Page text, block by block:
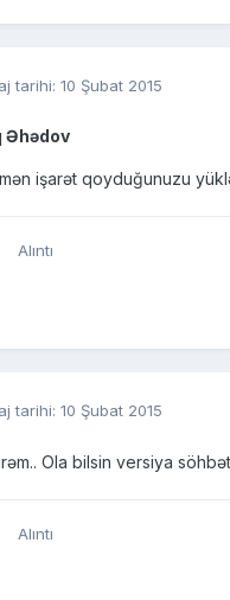
tarihi: 10 Şubat 2015
Əhədov
işarət qoyduğunuzu
Alıntı
tarihi: 10 Şubat 2015
Ola bilsin versiya
Alıntı